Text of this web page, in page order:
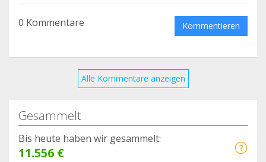
medicaments i pels tractaments dels animals que
demanem un esforç extra i és que si cadascú de
noslatres aconsegueix captar un nou teamer
duplicarem els donatius.
Gràcies per col·laborar amb nosaltres!!
0 Kommentare Kommentieren
Alle Kommentare anzeigen
Gesammelt
Bis heute haben wir gesammelt:
11.556 €